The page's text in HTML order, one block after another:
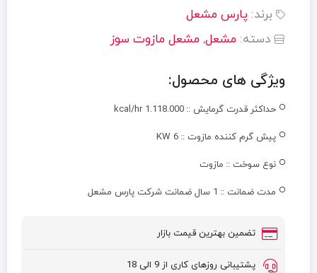
برند: پارس مشعل
دسته: مشعل, مشعل مازوت سوز
ویژگی های محصول:
حداکثر قدرت گرمایش :: kcal/hr 1.118.000
پیش گرم کننده مازوت :: KW 6
نوع سوخت :: مازوت
مدت ضمانت :: 1 سال ضمانت شرکت پارس مشعل
تضمین بهترین قیمت بازار
پشتیبانی روزهای کاری از 9 الی 18